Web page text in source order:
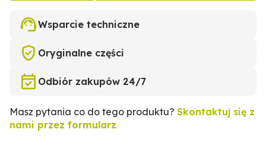
Wsparcie techniczne
Oryginalne części
Odbiór zakupów 24/7
Masz pytania co do tego produktu? Skontaktuj się z
nami przez formularz